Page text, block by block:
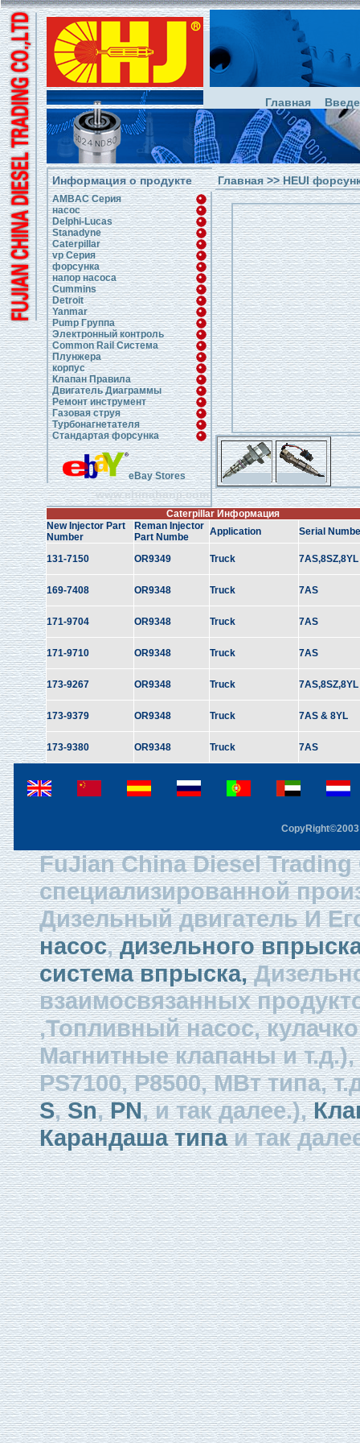
Главная
Информация о продукте
AMBAC Серия
насос
Delphi-Lucas
Stanadyne
Caterpillar
vp Серия
форсунка
напор насоса
Cummins
Detroit
Yanmar
Pump Группа
Электронный контроль
Common Rail Система
Плунжера
корпус
Клапан Правила
Двигатель Диаграммы
Ремонт инструмент
Газовая струя
Турбонагнетателя
Стандартая форсунка
eBay Stores
www.chinahanji.com
Главная>>HEUI
Caterpillar Информация
New Injector Part
Number
Reman Injector
Part Numbe
Application Serial
131-7150 OR9349 Truck 7AS,8SZ,8YL
169-7408 OR9348 Truck 7AS
171-9704 OR9348 Truck 7AS
171-9710 OR9348 Truck 7AS
173-9267 OR9348 Truck 7AS,8SZ,8YL
173-9379 OR9348 Truck 7AS & 8YL
173-9380 OR9348 Truck 7AS
FuJian China Diesel Trading
специализированной
Дизельный двигатель И
насос,дизельного
система впрыска,
взаимосвязанных
,Топливный насос,
Магнитные клапаны и т.д.),
PS7100, P8500, МВт типа,
S,Sn,PN, и так далее.),
Карандаша типаи так